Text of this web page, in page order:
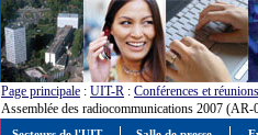
Page principale : UIT-R : Conférences et réunions
Assemblée des radiocommunications 2007 (AR-